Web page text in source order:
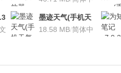
墨迹天气(手机天
气软
18.58 MB/简体中